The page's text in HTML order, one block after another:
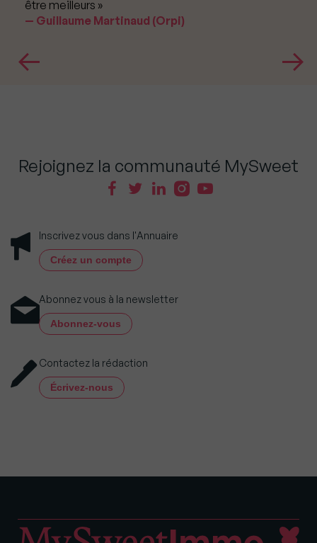
être meilleurs »
Guillaume Martinaud (Orpi)
Rejoignez la communauté MySweet
Inscrivez vous dans l'Annuaire
Créez un compte
Abonnez vous à la newsletter
Abonnez-vous
Contactez la rédaction
Écrivez-nous